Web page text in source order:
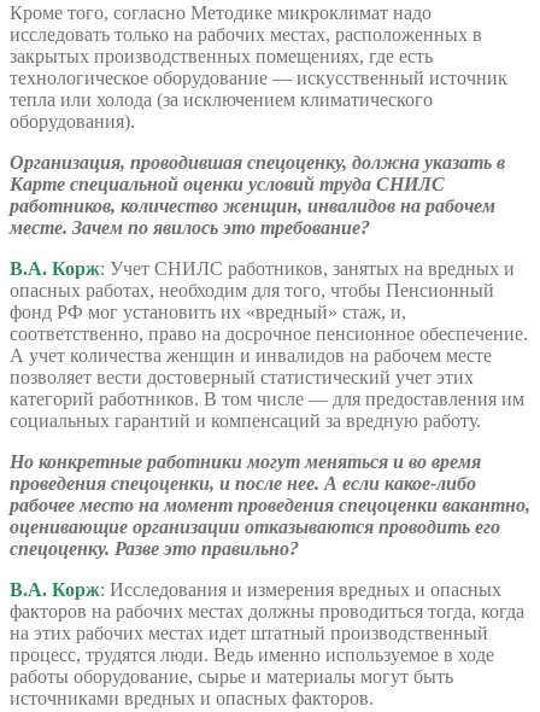
Кроме того, согласно Методике микроклимат надо
исследовать только на рабочих местах, расположенных в
закрытых производственных помещениях, где есть
технологическое оборудование — искусственный источник
тепла или холода (за исключением климатического
оборудования).
Организация, проводившая спецоценку, должна указать в
Карте специальной оценки условий труда СНИЛС
работников, количество женщин, инвалидов на рабочем
месте. Зачем по явилось это требование?
В.А. Корж: Учет СНИЛС работников, занятых на вредных и
опасных работах, необходим для того, чтобы Пенсионный
фонд РФ мог установить их «вредный» стаж, и,
соответственно, право на досрочное пенсионное обеспечение.
А учет количества женщин и инвалидов на рабочем месте
позволяет вести достоверный статистический учет этих
категорий работников. В том числе — для предоставления им
социальных гарантий и компенсаций за вредную работу.
Но конкретные работники могут меняться и во время
проведения спецоценки, и после нее. А если какое-либо
рабочее место на момент проведения спецоценки вакантно,
оценивающие организации отказываются проводить его
спецоценку. Разве это правильно?
В.А. Корж: Исследования и измерения вредных и опасных
факторов на рабочих местах должны проводиться тогда, когда
на этих рабочих местах идет штатный производственный
процесс, трудятся люди. Ведь именно используемое в ходе
работы оборудование, сырье и материалы могут быть
источниками вредных и опасных факторов.